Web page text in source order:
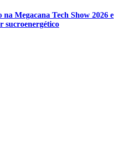
na Megacana Tech Show 2026 e
sucroenergético